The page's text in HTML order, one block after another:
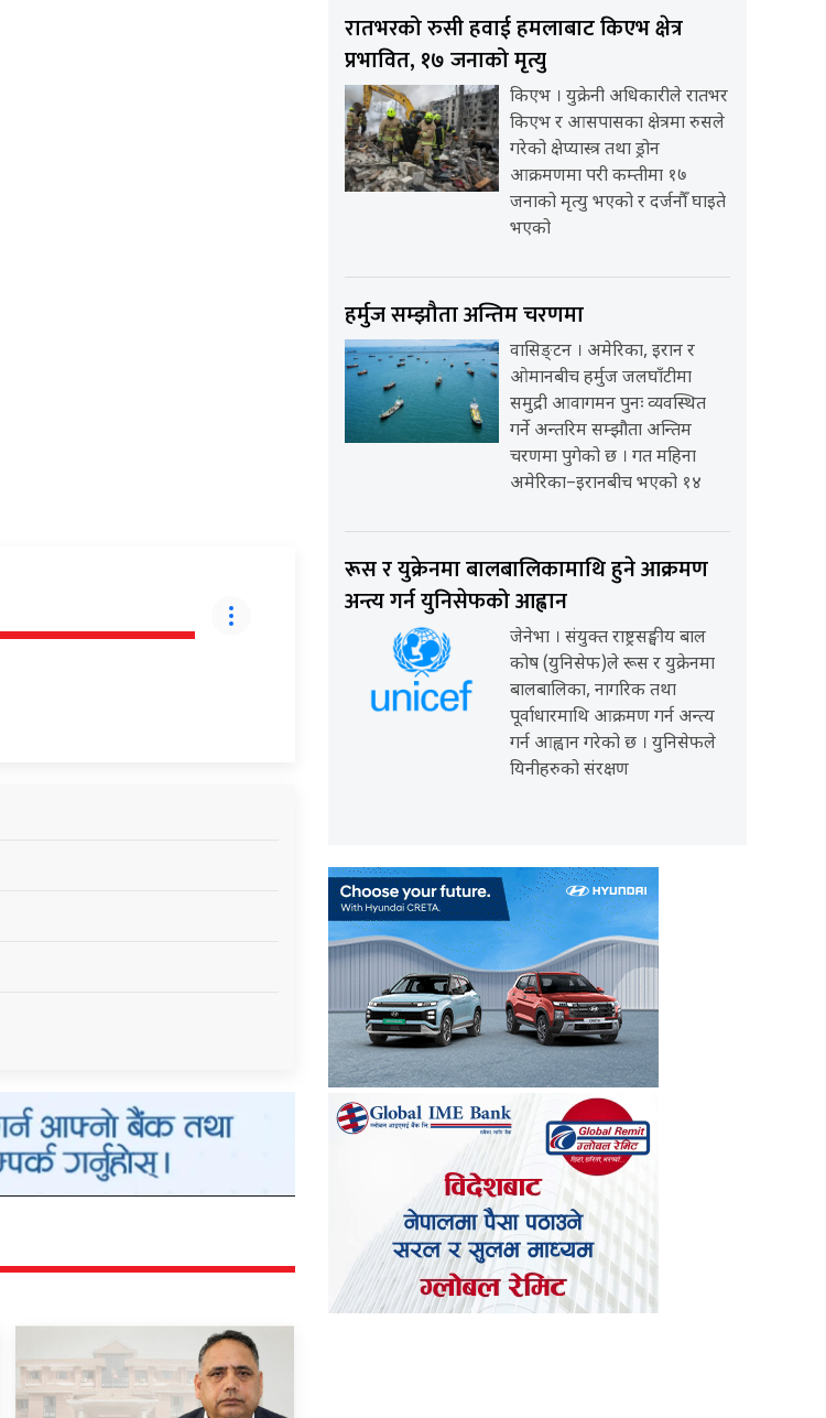
रातभरको रुसी हवाई हमलाबाट किएभ क्षेत्र
प्रभावित, १७ जनाको मृत्यु
किएभ । युक्रेनी अधिकारीले रातभर
किएभ र आसपासका क्षेत्रमा रुसले
गरेको क्षेप्यास्त्र तथा ड्रोन
आक्रमणमा परी कम्तीमा १७
जनाको मृत्यु भएको र दर्जनौँ घाइते
भएको
हर्मुज सम्झौता अन्तिम चरणमा
वासिङ्टन । अमेरिका, इरान र
ओमानबीच हर्मुज जलघाँटीमा
समुद्री आवागमन पुनः व्यवस्थित
गर्ने अन्तरिम सम्झौता अन्तिम
चरणमा पुगेको छ । गत महिना
अमेरिका–इरानबीच भएको १४
रूस र युक्रेनमा बालबालिकामाथि हुने आक्रमण
अन्त्य गर्न युनिसेफको आह्वान
जेनेभा । संयुक्त राष्ट्रसङ्घीय बाल
कोष (युनिसेफ)ले रूस र युक्रेनमा
बालबालिका, नागरिक तथा
पूर्वाधारमाथि आक्रमण गर्न अन्त्य
गर्न आह्वान गरेको छ । युनिसेफले
यिनीहरुको संरक्षण